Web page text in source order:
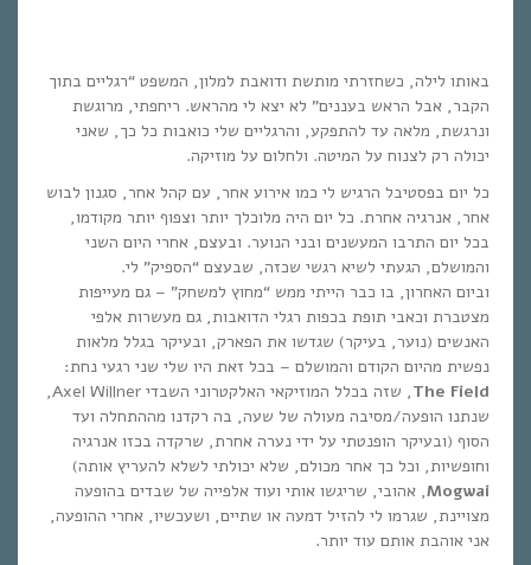
באותו לילה, כשחזרתי מותשת ודואבת למלון, המשפט “רגליים בתוך
הקבר, אבל הראש בעננים” לא יצא לי מהראש. ריחפתי, מרוגשת
ונרגשת, מלאה עד להתפקע, והרגליים שלי כואבות כל כך, שאני
יכולה רק לצנוח על המיטה. ולחלום על מוזיקה.
כל יום בפסטיבל הרגיש לי כמו אירוע אחר, עם קהל אחר, סגנון לבוש
אחר, אנרגיה אחרת. כל יום היה מלוכלך יותר וצפוף יותר מקודמו,
בכל יום התרבו המעשנים ובני הנוער. ובעצם, אחרי היום השני
והמושלם, הגעתי לשיא רגשי שכזה, שבעצם “הספיק” לי.
וביום האחרון, בו כבר הייתי ממש “מחוץ למשחק” – גם מעייפות
מצטברת וכאבי תופת בכפות רגלי הדואבות, גם מעשרות אלפי
האנשים (נוער, בעיקר) שגדשו את הפארק, ובעיקר בגלל מלאות
נפשית מהיום הקודם והמושלם – בכל זאת היו שלי שני רגעי נחת:
The Field
, שזה בכלל המוזיקאי האלקטרוני השבדי Axel Willner,
שנתנו הופעה/מסיבה מעולה של שעה, בה רקדנו מההתחלה ועד
הסוף (ובעיקר הופנטתי על ידי נערה אחרת, שרקדה בכזו אנרגיה
וחופשיות, וכל כך אחר מכולם, שלא יכולתי לשלא להעריץ אותה)
Mogwai, אהובי, שריגשו אותי ועוד אלפייה של שבדים בהופעה
מצויינת, שגרמו לי להזיל דמעה או שתיים, ושעכשיו, אחרי ההופעה,
אני אוהבת אותם עוד יותר.